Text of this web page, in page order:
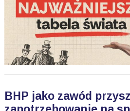
BHP jako zawód